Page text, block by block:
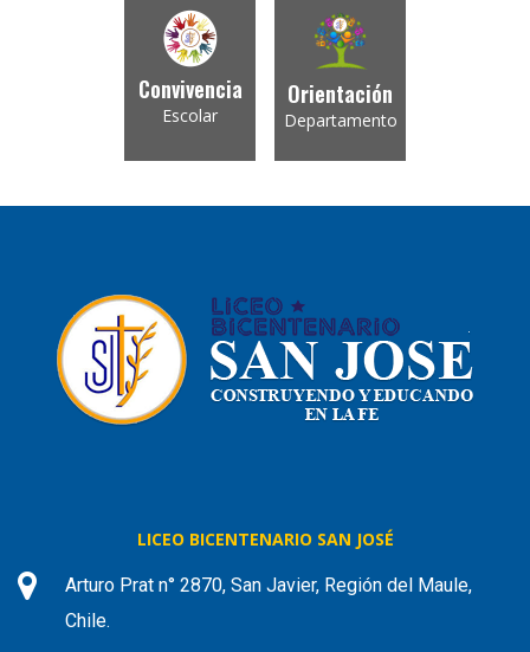
Convivencia
Escolar
Orientación
Departamento
LICEO BICENTENARIO SAN JOSÉ
Arturo Prat n° 2870, San Javier, Región del Maule,
Chile.